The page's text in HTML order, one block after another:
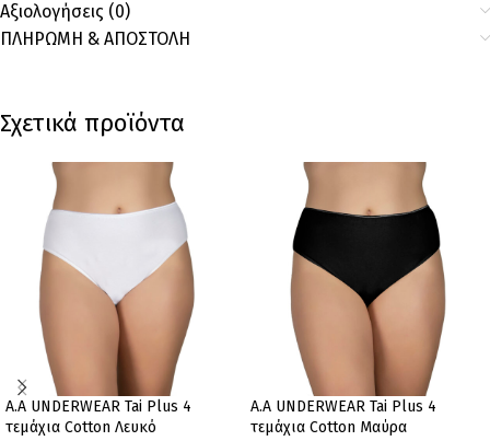
Αξιολογήσεις (0)
ΠΛΗΡΩΜΗ & ΑΠΟΣΤΟΛΗ
Σχετικά προϊόντα
A.A UNDERWEAR Tai Plus 4
τεμάχια Cotton Λευκό
A.A UNDERWEAR Tai Plus 4
τεμάχια Cotton Μαύρα